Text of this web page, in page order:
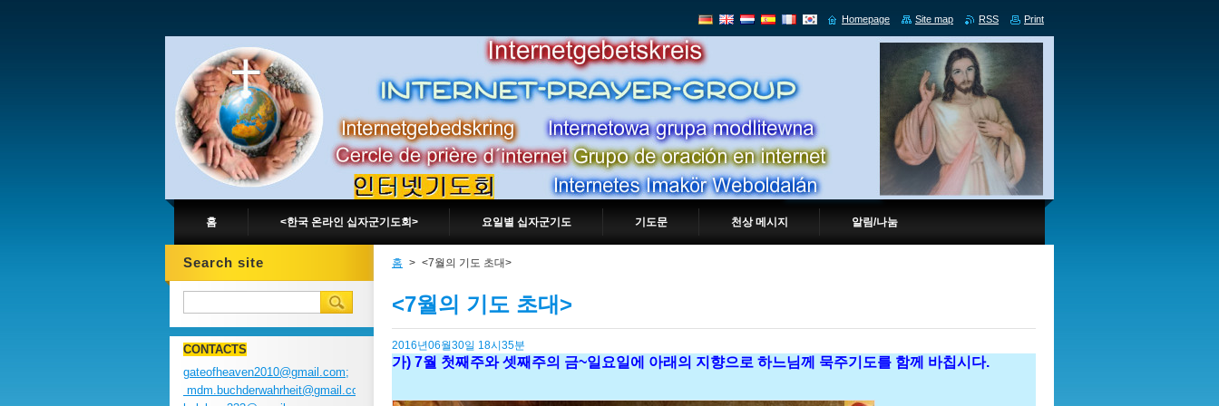
홈 <한국 온라인 십자군기도회> 요일별 십자군기도 기도문 천상 메시지 알림/나눔
홈 > <7월의 기도 초대>
<7월의 기도 초대>
2016년06월30일 18시35분
가) 7월 첫째주와 셋째주의 금~일요일에 아래의 지향으로 하느님께 묵주기도를 함께 바칩시다.
Search site
CONTACTS
gateofheaven2010@gmail.com;
mdm.buchderwahrheit@gmail.com;
Homepage Site map RSS Print